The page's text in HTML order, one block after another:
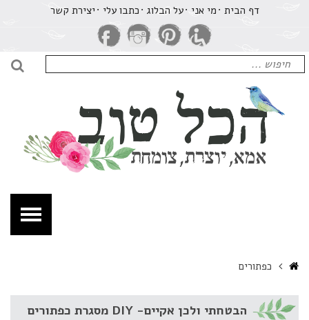
הכל
טוב
יוצרת,
דף הבית מי אני על הבלוג ​כתבו עלי יצירת קשר
חיפוש
עבור:
Homeכפתורים
הבטחתי ולכן אקיים- DIY מסגרת כפתורים